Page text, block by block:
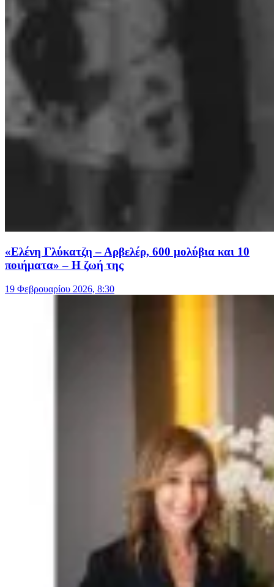
«Ελένη Γλύκατζη – Αρβελέρ, 600 μολύβια και 10
ποιήματα» – Η ζωή της
19 Φεβρουαρίου 2026, 8:30